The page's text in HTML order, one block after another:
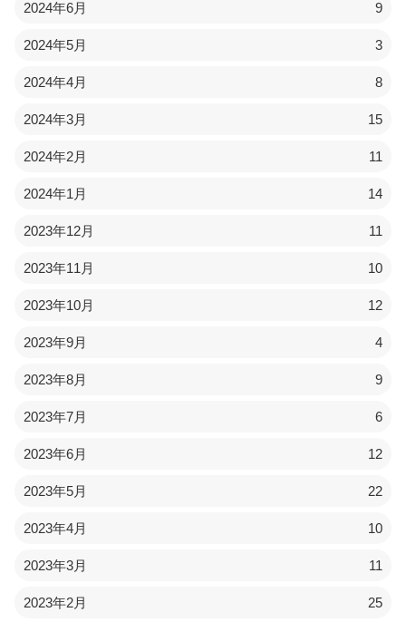
2024年6月 9
2024年5月 3
2024年4月 8
2024年3月 15
2024年2月 11
2024年1月 14
2023年12月 11
2023年11月 10
2023年10月 12
2023年9月 4
2023年8月 9
2023年7月 6
2023年6月 12
2023年5月 22
2023年4月 10
2023年3月 11
2023年2月 25